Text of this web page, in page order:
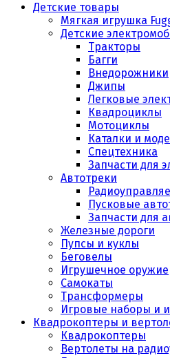
Детские товары
Мягкая игрушка
Детские
Тракторы
Багги
Внедорожники
Джипы
Легковые
Квадроциклы
Мотоциклы
Каталки и
Спецтехника
Запчасти для
Автотреки
Пусковые
Запчасти для
Железные дороги
Пупсы и куклы
Беговелы
Игрушечное оружие
Самокаты
Трансформеры
Игровые наборы и
Квадрокоптеры и
Квадрокоптеры
Вертолеты на